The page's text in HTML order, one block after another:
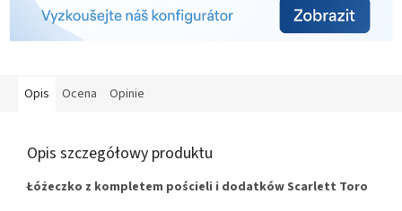
Opis Ocena Opinie
Opis szczegółowy produktu
Łóżeczko z kompletem pościeli i dodatków Scarlett Toro